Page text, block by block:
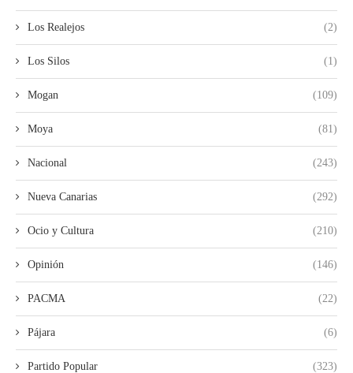
Los Realejos (2)
Los Silos (1)
Mogan (109)
Moya (81)
Nacional (243)
Nueva Canarias (292)
Ocio y Cultura (210)
Opinión (146)
PACMA (22)
Pájara (6)
Partido Popular (323)